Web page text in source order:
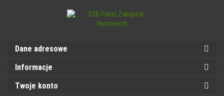
Dane adresowe
Informacje
Twoje konto